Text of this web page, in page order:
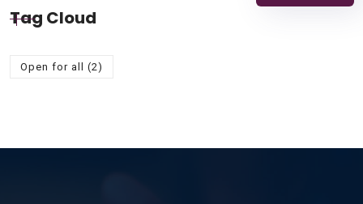
Tag Cloud
Open for all (2)